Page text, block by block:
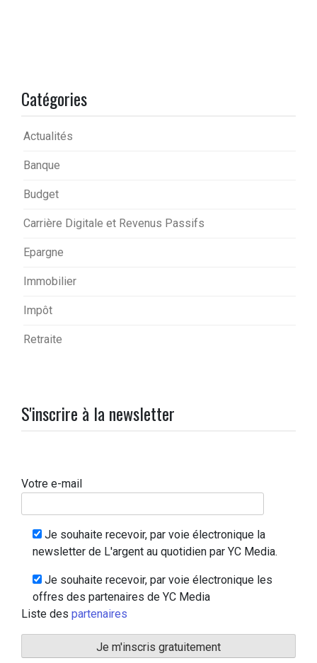
Catégories
Actualités
Banque
Budget
Carrière Digitale et Revenus Passifs
Epargne
Immobilier
Impôt
Retraite
S'inscrire à la newsletter
Votre e-mail
Je souhaite recevoir, par voie électronique la
newsletter de L'argent au quotidien par YC Media.
Je souhaite recevoir, par voie électronique les
offres des partenaires de YC Media
Liste des partenaires